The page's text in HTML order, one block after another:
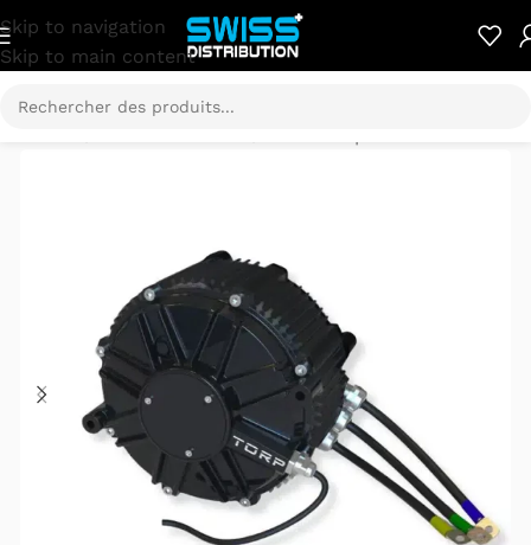
Skip to navigation
Skip to main content